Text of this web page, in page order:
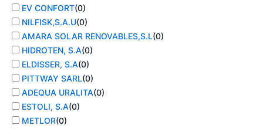
EV CONFORT(0)
NILFISK,S.A.U(0)
AMARA SOLAR RENOVABLES,S.L(0)
HIDROTEN, S.A(0)
ELDISSER, S.A(0)
PITTWAY SARL(0)
ADEQUA URALITA(0)
ESTOLI, S.A(0)
METLOR(0)